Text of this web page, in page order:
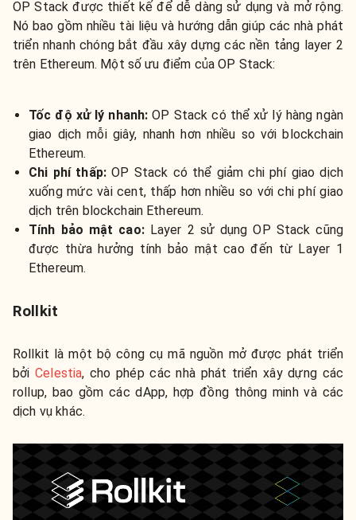
OP Stack được thiết kế để dễ dàng sử dụng và mở rộng.
Nó bao gồm nhiều tài liệu và hướng dẫn giúp các nhà phát
triển nhanh chóng bắt đầu xây dựng các nền tảng layer 2
trên Ethereum. Một số ưu điểm của OP Stack:
Tốc độ xử lý nhanh: OP Stack có thể xử lý hàng ngàn
giao dịch mỗi giây, nhanh hơn nhiều so với blockchain
Ethereum.
Chi phí thấp: OP Stack có thể giảm chi phí giao dịch
xuống mức vài cent, thấp hơn nhiều so với chi phí giao
dịch trên blockchain Ethereum.
Tính bảo mật cao:Layer 2 sử dụng OP Stack cũng
được thừa hưởng tính bảo mật cao đến từ Layer 1
Ethereum.
Rollkit
Rollkit là một bộ công cụ mã nguồn mở được phát triển
bởiCelestia, cho phép các nhà phát triển xây dựng các
rollup, bao gồm các dApp, hợp đồng thông minh và các
dịch vụ khác.